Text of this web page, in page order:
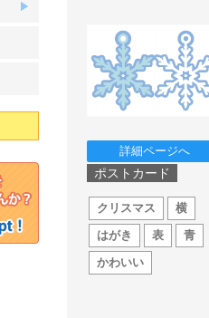
詳細ページへ
ポストカード
クリスマス
横
はがき
表
青
かわいい